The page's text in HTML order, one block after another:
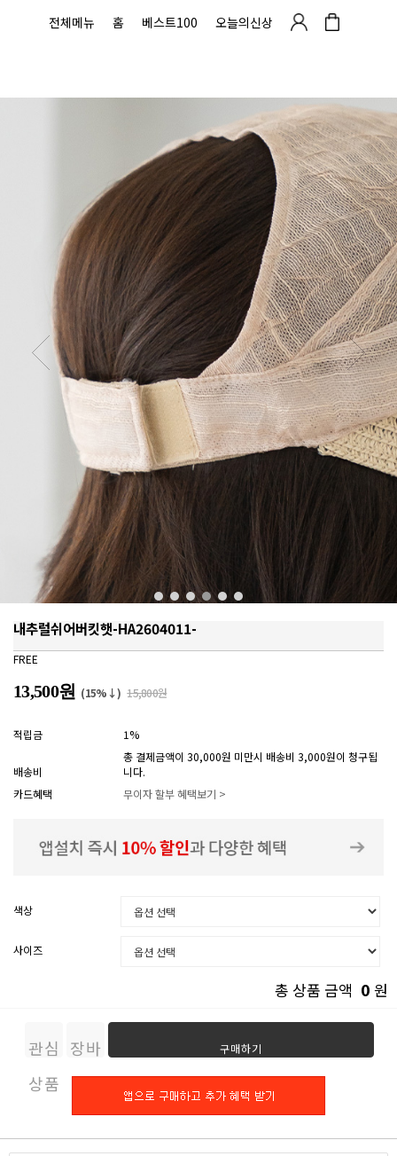
전체메뉴 홈 베스트100 오늘의신상
내추럴쉬어버킷햇-HA2604011-
FREE
13,500원 (15%↓) 15,800원
적립금 1%
배송비
총 결제금액이 30,000원 미만시 배송비 3,000원이 청구됩
니다.
카드혜택
무이자 할부 혜택보기 >
색상
사이즈
총 상품 금액 0 원
관심
상품
장바
구니
구매하기